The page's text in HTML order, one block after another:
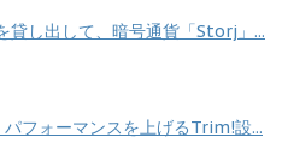
貸し出して、暗号通貨「Storj」...
パフォーマンスを上げるTrim!設...